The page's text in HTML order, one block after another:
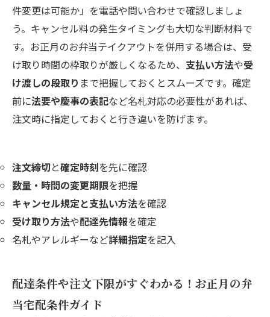
件変更は可能か」を電話や問い合わせで確認しましょ
う。キャンセル料の発生タイミングも大切な判断材料で
す。お正月のお弁当テイクアウトを併用する場合は、受
け取り時間の枠取りが厳しくなるため、 支払い方法や受
け渡しの段取り まで把握しておくとスムーズです。確定
前に法要や慶事の表記など名札対応の必要性があれば、
注文時に指定しておくと行き違いを防げます。
注文締切と確定時刻を先に確認
数量・時間の変更期限を把握
キャンセル規定と支払い方法を確認
受け取り方法や配達先情報を確定
名札やアレルギーなど詳細指定を記入
配達条件や注文下限がすぐわかる！お正月の弁
当宅配条件ガイド